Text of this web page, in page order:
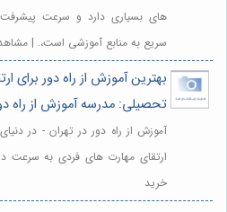
های بسیاری دارد و سرعت پیشرفت
سریع به منابع آموزشی است،. |
بهترین آموزش از راه دور برای
تحصیلی: مدرسه آموزش از راه
آموزش از راه دور در تهران - در
ارتقای مهارت های فردی به سرعت
خرید